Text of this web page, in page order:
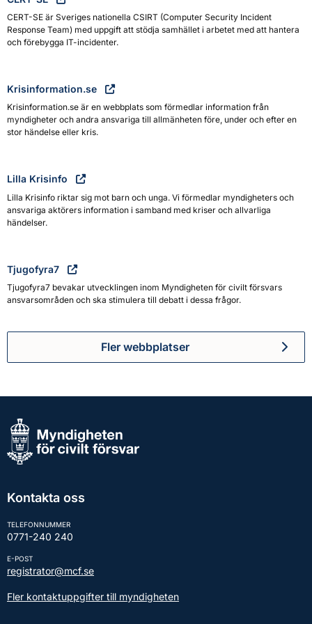
CERT-SE är Sveriges nationella CSIRT (Computer Security Incident
Response Team) med uppgift att stödja samhället i arbetet med att hantera
och förebygga IT-incidenter.
Krisinformation.se
Krisinformation.se är en webbplats som förmedlar information från
myndigheter och andra ansvariga till allmänheten före, under och efter en
stor händelse eller kris.
Lilla Krisinfo
Lilla Krisinfo riktar sig mot barn och unga. Vi förmedlar myndigheters och
ansvariga aktörers information i samband med kriser och allvarliga
händelser.
Tjugofyra7
Tjugofyra7 bevakar utvecklingen inom Myndigheten för civilt försvars
ansvarsområden och ska stimulera till debatt i dessa frågor.
Fler webbplatser
Kontakta oss
TELEFONNUMMER
0771-240 240
E-POST
registrator@mcf.se
Fler kontaktuppgifter till myndigheten